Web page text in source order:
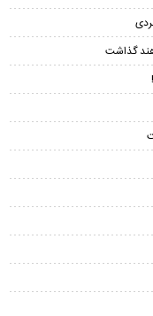
گذاشت